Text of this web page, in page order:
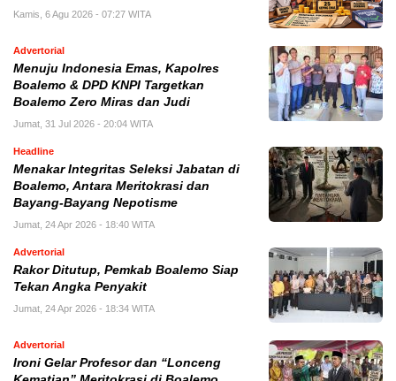
Kamis, 6 Agu 2026 - 07:27 WITA
Advertorial
Menuju Indonesia Emas, Kapolres
Boalemo & DPD KNPI Targetkan
Boalemo Zero Miras dan Judi
Jumat, 31 Jul 2026 - 20:04 WITA
Headline
Menakar Integritas Seleksi Jabatan di
Boalemo, Antara Meritokrasi dan
Bayang-Bayang Nepotisme
Jumat, 24 Apr 2026 - 18:40 WITA
Advertorial
Rakor Ditutup, Pemkab Boalemo Siap
Tekan Angka Penyakit
Jumat, 24 Apr 2026 - 18:34 WITA
Advertorial
Ironi Gelar Profesor dan “Lonceng